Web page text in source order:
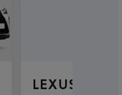
LEXUS UX